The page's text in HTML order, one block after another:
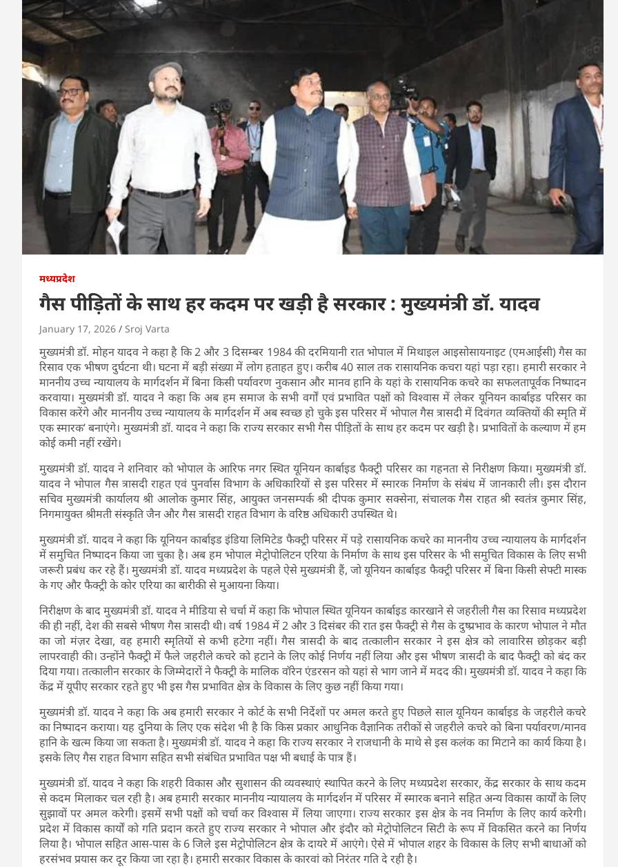
मध्यप्रदेश
गैस पीड़ितों के साथ हर कदम पर खड़ी है सरकार : मुख्यमंत्री डॉ. यादव
January 17, 2026 Sroj Varta
मुख्यमंत्री डॉ. मोहन यादव ने कहा है कि 2 और 3 दिसम्बर 1984 की दरमियानी रात भोपाल में मिथाइल आइसोसायनाइट (एमआईसी) गैस का
रिसाव एक भीषण दुर्घटना थी। घटना में बड़ी संख्या में लोग हताहत हुए। करीब 40 साल तक रासायनिक कचरा यहां पड़ा रहा। हमारी सरकार ने
माननीय उच्च न्यायालय के मार्गदर्शन में बिना किसी पर्यावरण नुकसान और मानव हानि के यहां के रासायनिक कचरे का सफलतापूर्वक निष्पादन
करवाया। मुख्यमंत्री डॉ. यादव ने कहा कि अब हम समाज के सभी वर्गों एवं प्रभावित पक्षों को विश्वास में लेकर यूनियन कार्बाइड परिसर का
विकास करेंगे और माननीय उच्च न्यायालय के मार्गदर्शन में अब स्वच्छ हो चुके इस परिसर में भोपाल गैस त्रासदी में दिवंगत व्यक्तियों की स्मृति में
एक स्मारक’ बनाएंगे। मुख्यमंत्री डॉ. यादव ने कहा कि राज्य सरकार सभी गैस पीड़ितों के साथ हर कदम पर खड़ी है। प्रभावितों के कल्याण में हम
कोई कमी नहीं रखेंगे।
मुख्यमंत्री डॉ. यादव ने शनिवार को भोपाल के आरिफ नगर स्थित यूनियन कार्बाइड फैक्ट्री परिसर का गहनता से निरीक्षण किया। मुख्यमंत्री डॉ.
यादव ने भोपाल गैस त्रासदी राहत एवं पुनर्वास विभाग के अधिकारियों से इस परिसर में स्मारक निर्माण के संबंध में जानकारी ली। इस दौरान
सचिव मुख्यमंत्री कार्यालय श्री आलोक कुमार सिंह, आयुक्त जनसम्पर्क श्री दीपक कुमार सक्सेना, संचालक गैस राहत श्री स्वतंत्र कुमार सिंह,
निगमायुक्त श्रीमती संस्कृति जैन और गैस त्रासदी राहत विभाग के वरिष्ठ अधिकारी उपस्थित थे।
मुख्यमंत्री डॉ. यादव ने कहा कि यूनियन कार्बाइड इंडिया लिमिटेड फैक्ट्री परिसर में पड़े रासायनिक कचरे का माननीय उच्च न्यायालय के मार्गदर्शन
में समुचित निष्पादन किया जा चुका है। अब हम भोपाल मेट्रोपोलिटन एरिया के निर्माण के साथ इस परिसर के भी समुचित विकास के लिए सभी
जरूरी प्रबंध कर रहे हैं। मुख्यमंत्री डॉ. यादव मध्यप्रदेश के पहले ऐसे मुख्यमंत्री हैं, जो यूनियन कार्बाइड फैक्ट्री परिसर में बिना किसी सेफ्टी मास्क
के गए और फैक्ट्री के कोर एरिया का बारीकी से मुआयना किया।
निरीक्षण के बाद मुख्यमंत्री डॉ. यादव ने मीडिया से चर्चा में कहा कि भोपाल स्थित यूनियन कार्बाइड कारखाने से जहरीली गैस का रिसाव मध्यप्रदेश
की ही नहीं, देश की सबसे भीषण गैस त्रासदी थी। वर्ष 1984 में 2 और 3 दिसंबर की रात इस फैक्ट्री से गैस के दुष्प्रभाव के कारण भोपाल ने मौत
का जो मंज़र देखा, वह हमारी स्मृतियों से कभी हटेगा नहीं। गैस त्रासदी के बाद तत्कालीन सरकार ने इस क्षेत्र को लावारिस छोड़कर बड़ी
लापरवाही की। उन्होंने फैक्ट्री में फैले जहरीले कचरे को हटाने के लिए कोई निर्णय नहीं लिया और इस भीषण त्रासदी के बाद फैक्ट्री को बंद कर
दिया गया। तत्कालीन सरकार के जिम्मेदारों ने फैक्ट्री के मालिक वॉरेन एंडरसन को यहां से भाग जाने में मदद की। मुख्यमंत्री डॉ. यादव ने कहा कि
केंद्र में यूपीए सरकार रहते हुए भी इस गैस प्रभावित क्षेत्र के विकास के लिए कुछ नहीं किया गया।
मुख्यमंत्री डॉ. यादव ने कहा कि अब हमारी सरकार ने कोर्ट के सभी निर्देशों पर अमल करते हुए पिछले साल यूनियन कार्बाइड के जहरीले कचरे
का निष्पादन कराया। यह दुनिया के लिए एक संदेश भी है कि किस प्रकार आधुनिक वैज्ञानिक तरीकों से जहरीले कचरे को बिना पर्यावरण/मानव
हानि के खत्म किया जा सकता है। मुख्यमंत्री डॉ. यादव ने कहा कि राज्य सरकार ने राजधानी के माथे से इस कलंक का मिटाने का कार्य किया है।
इसके लिए गैस राहत विभाग सहित सभी संबंधित प्रभावित पक्ष भी बधाई के पात्र हैं।
मुख्यमंत्री डॉ. यादव ने कहा कि शहरी विकास और सुशासन की व्यवस्थाएं स्थापित करने के लिए मध्यप्रदेश सरकार, केंद्र सरकार के साथ कदम
से कदम मिलाकर चल रही है। अब हमारी सरकार माननीय न्यायालय के मार्गदर्शन में परिसर में स्मारक बनाने सहित अन्य विकास कार्यों के लिए
सुझावों पर अमल करेगी। इसमें सभी पक्षों को चर्चा कर विश्वास में लिया जाएगा। राज्य सरकार इस क्षेत्र के नव निर्माण के लिए कार्य करेगी।
प्रदेश में विकास कार्यों को गति प्रदान करते हुए राज्य सरकार ने भोपाल और इंदौर को मेट्रोपोलिटन सिटी के रूप में विकसित करने का निर्णय
लिया है। भोपाल सहित आस-पास के 6 जिले इस मेट्रोपोलिटन क्षेत्र के दायरे में आएंगे। ऐसे में भोपाल शहर के विकास के लिए सभी बाधाओं को
हरसंभव प्रयास कर दूर किया जा रहा है। हमारी सरकार विकास के कारवां को निरंतर गति दे रही है।